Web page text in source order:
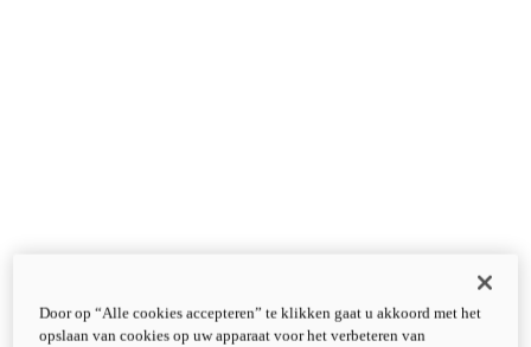
Door op “Alle cookies accepteren” te klikken gaat u akkoord met het
opslaan van cookies op uw apparaat voor het verbeteren van